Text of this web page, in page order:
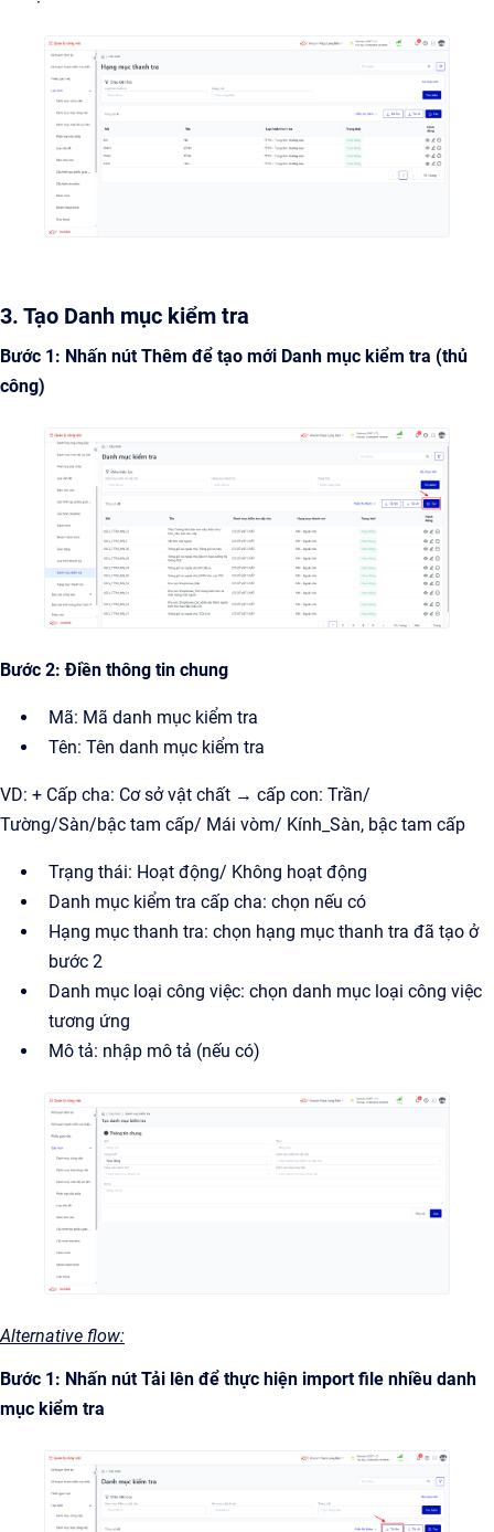
3. Tạo Danh mục kiểm tra
Bước 1: Nhấn nút Thêm để tạo mới Danh mục kiểm tra (thủ
công)
Bước 2: Điền thông tin chung
Mã: Mã danh mục kiểm tra
Tên: Tên danh mục kiểm tra
VD: + Cấp cha: Cơ sở vật chất → cấp con: Trần/
Tường/Sàn/bậc tam cấp/ Mái vòm/ Kính_Sàn, bậc tam cấp
Trạng thái: Hoạt động/ Không hoạt động
Danh mục kiểm tra cấp cha: chọn nếu có
Hạng mục thanh tra: chọn hạng mục thanh tra đã tạo ở
bước 2
Danh mục loại công việc: chọn danh mục loại công việc
tương ứng
Mô tả: nhập mô tả (nếu có)
Alternative flow:
Bước 1: Nhấn nút Tải lên để thực hiện import file nhiều danh
mục kiểm tra